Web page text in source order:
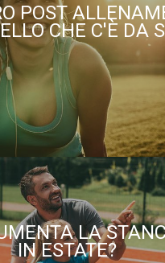
POST
CHE C'È DA
LA
IN ESTATE?